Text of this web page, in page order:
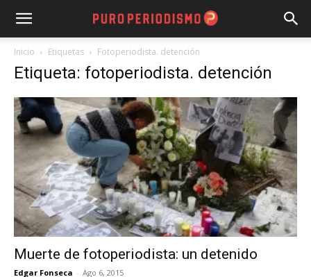
Inicio Etiquetas Fotoperiodista. detención
Etiqueta: fotoperiodista. detención
Muerte de fotoperiodista: un detenido
Edgar Fonseca - Ago 6, 2015